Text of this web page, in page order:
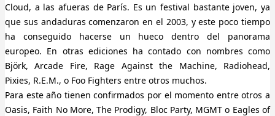
Cloud, a las afueras de París. Es un festival bastante joven, ya
que sus andaduras comenzaron en el 2003, y este poco tiempo
ha conseguido hacerse un hueco dentro del panorama
europeo. En otras ediciones ha contado con nombres como
Björk, Arcade Fire, Rage Against the Machine, Radiohead,
Pixies, R.E.M., o Foo Fighters entre otros muchos.
Para este año tienen confirmados por el momento entre otros a
Oasis, Faith No More, The Prodigy, Bloc Party, MGMT o Eagles of